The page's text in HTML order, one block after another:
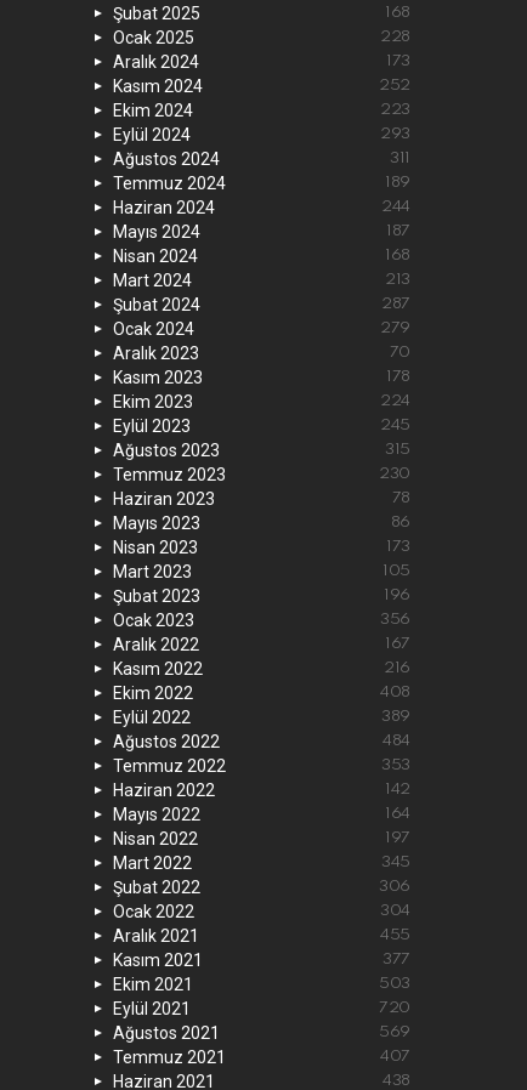
Şubat 2025 168
Ocak 2025 228
Aralık 2024 173
Kasım 2024 252
Ekim 2024 223
Eylül 2024 293
Ağustos 2024 311
Temmuz 2024 189
Haziran 2024 244
Mayıs 2024 187
Nisan 2024 168
Mart 2024 213
Şubat 2024 287
Ocak 2024 279
Aralık 2023 70
Kasım 2023 178
Ekim 2023 224
Eylül 2023 245
Ağustos 2023 315
Temmuz 2023 230
Haziran 2023 78
Mayıs 2023 86
Nisan 2023 173
Mart 2023 105
Şubat 2023 196
Ocak 2023 356
Aralık 2022 167
Kasım 2022 216
Ekim 2022 408
Eylül 2022 389
Ağustos 2022 484
Temmuz 2022 353
Haziran 2022 142
Mayıs 2022 164
Nisan 2022 197
Mart 2022 345
Şubat 2022 306
Ocak 2022 304
Aralık 2021 455
Kasım 2021 377
Ekim 2021 503
Eylül 2021 720
Ağustos 2021 569
Temmuz 2021 407
Haziran 2021 438